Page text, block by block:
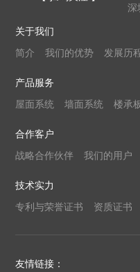
深
关于我们
简介
我们的优势 发展历
产品服务
屋面系统
墙面系统 楼承
合作客户
战略合作伙伴
我们的用户
技术实力
专利与荣誉证书
资质证书
友情链接：